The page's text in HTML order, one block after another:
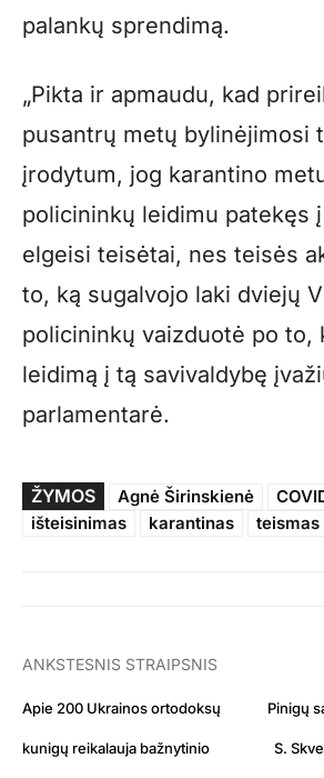
palankų sprendimą.
„Pikta ir apmaudu, kad
pusantrų metų bylinėjimosi
įrodytum, jog karantino
policininkų leidimu patekęs
elgeisi teisėtai, nes teisės
to, ką sugalvojo laki dviejų
policininkų vaizduotė po to,
leidimą į tą savivaldybę
parlamentarė.
ŽYMOS Agnė Širinskienė
išteisinimas
karantinas teismas
ANKSTESNIS STRAIPSNIS
Apie 200 Ukrainos ortodoksų
kunigų reikalauja bažnytinio
Pinigų
S.